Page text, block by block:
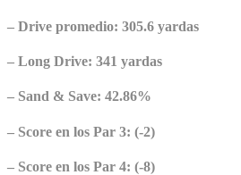
– Drive promedio: 305.6 yardas
– Long Drive: 341 yardas
– Sand & Save: 42.86%
– Score en los Par 3: (-2)
– Score en los Par 4: (-8)